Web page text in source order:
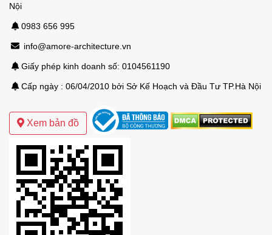
Nội
0983 656 995
info@amore-architecture.vn
Giấy phép kinh doanh số: 0104561190
Cấp ngày : 06/04/2010 bởi Sở Kế Hoạch và Đầu Tư TP.Hà Nội
Xem bản đồ